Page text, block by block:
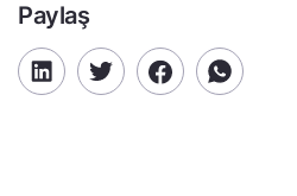
Paylaş